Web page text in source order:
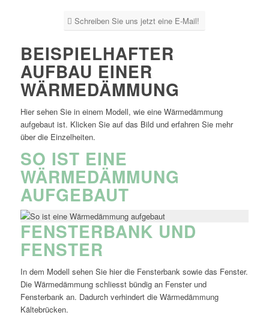
Schreiben Sie uns jetzt eine E-Mail!
BEISPIELHAFTER
AUFBAU EINER
WÄRMEDÄMMUNG
Hier sehen Sie in einem Modell, wie eine Wärmedämmung
aufgebaut ist. Klicken Sie auf das Bild und erfahren Sie mehr
über die Einzelheiten.
SO IST EINE
WÄRMEDÄMMUNG
AUFGEBAUT
FENSTERBANK UND
FENSTER
In dem Modell sehen Sie hier die Fensterbank sowie das Fenster.
Die Wärmedämmung schliesst bündig an Fenster und
Fensterbank an. Dadurch verhindert die Wärmedämmung
Kältebrücken.